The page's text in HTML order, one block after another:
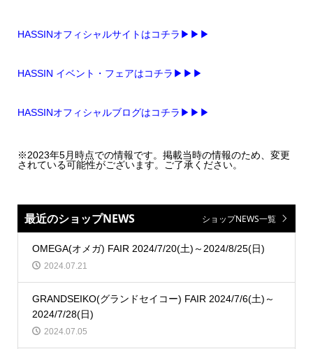
HASSINオフィシャルサイトはコチラ▶▶▶
HASSIN イベント・フェアはコチラ▶▶▶
HASSINオフィシャルブログはコチラ▶▶▶
※2023年5月時点での情報です。掲載当時の情報のため、変更
されている可能性がございます。ご了承ください。
最近のショップNEWS ショップNEWS一覧
OMEGA(オメガ) FAIR 2024/7/20(土)～2024/8/25(日)
2024.07.21
GRANDSEIKO(グランドセイコー) FAIR 2024/7/6(土)～
2024/7/28(日)
2024.07.05